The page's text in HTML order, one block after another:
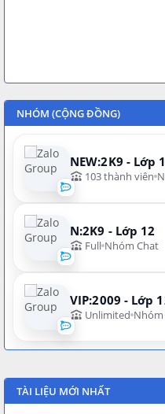
NHÓM (CỘNG ĐỒNG)
NEW:2K9 - Lớp
103 thành viên
N:2K9 - Lớp 12
Full Nhóm Chat
VIP:2009 - Lớp
Unlimited
TÀI LIỆU MỚI NHẤT